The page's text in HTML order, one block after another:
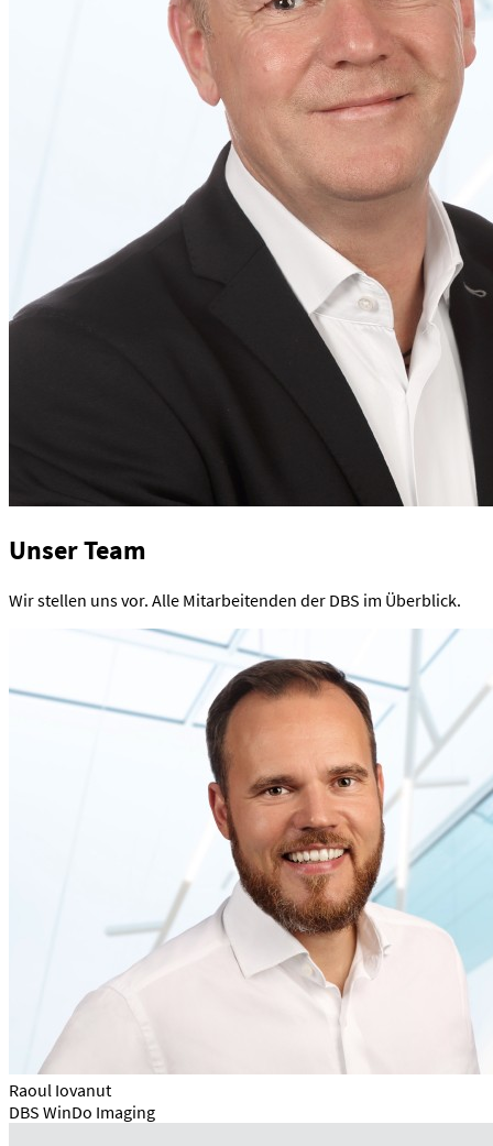
Unser Team
Wir stellen uns vor. Alle Mitarbeitenden der DBS im Überblick.
Raoul Iovanut
DBS WinDo Imaging